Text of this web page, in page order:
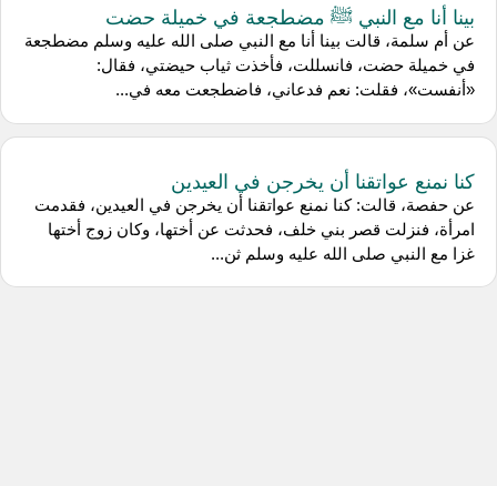
بينا أنا مع النبي ﷺ مضطجعة في خميلة حضت
عن أم سلمة، قالت بينا أنا مع النبي صلى الله عليه وسلم مضطجعة
في خميلة حضت، فانسللت، فأخذت ثياب حيضتي، فقال:
«أنفست»، فقلت: نعم فدعاني، فاضطجعت معه في...
كنا نمنع عواتقنا أن يخرجن في العيدين
عن حفصة، قالت: كنا نمنع عواتقنا أن يخرجن في العيدين، فقدمت
امرأة، فنزلت قصر بني خلف، فحدثت عن أختها، وكان زوج أختها
غزا مع النبي صلى الله عليه وسلم ثن...